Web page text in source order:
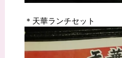
＊天華ランチセット